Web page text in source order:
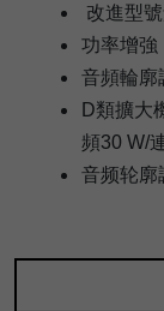
改進型號
功率增強
音頻輪廓
D類擴大
頻30 W/
音频轮廓